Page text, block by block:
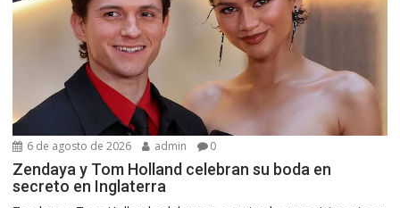
6 de agosto de 2026 admin 0
Zendaya y Tom Holland celebran su boda en
secreto en Inglaterra